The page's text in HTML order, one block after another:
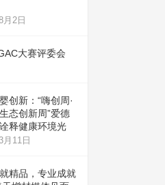
月2日
大赛评委会
创新：“嗨创周·
态创新周”爱德
释健康环境光
月11日
精品，专业成就